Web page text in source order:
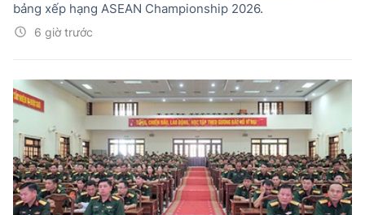
6 giờ trước
bảng xếp hạng ASEAN Championship 2026.